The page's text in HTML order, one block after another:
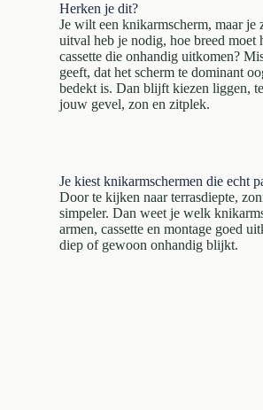
Herken je dit?
Je wilt een knikarmscherm, maar je
uitval heb je nodig, hoe breed moet
cassette die onhandig uitkomen?
geeft, dat het scherm te dominant
bedekt is. Dan blijft kiezen liggen,
jouw gevel, zon en zitplek.
Je kiest knikarmschermen die echt
Door te kijken naar terrasdiepte,
simpeler. Dan weet je welk
armen, cassette en montage goed
diep of gewoon onhandig blijkt.